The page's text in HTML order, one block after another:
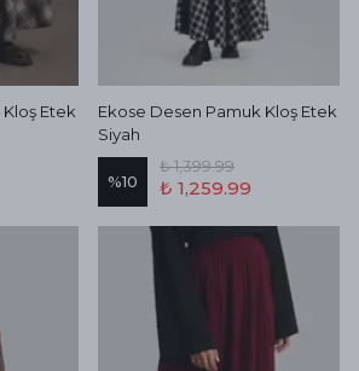
Etek
Ekose Desen Pamuk Kloş Etek
Siyah
%10
₺ 1,399.99
₺ 1,259.99